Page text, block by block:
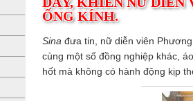
ỐNG KÍNH.
Sina đưa tin, nữ diễn viên
cùng một số đồng nghiệp khác,
hốt mà không có hành động kịp